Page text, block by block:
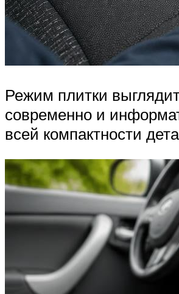
Режим плитки
современно и
всей компактности